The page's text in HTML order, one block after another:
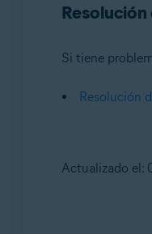
Si tiene
Resolución
Actualizado el: